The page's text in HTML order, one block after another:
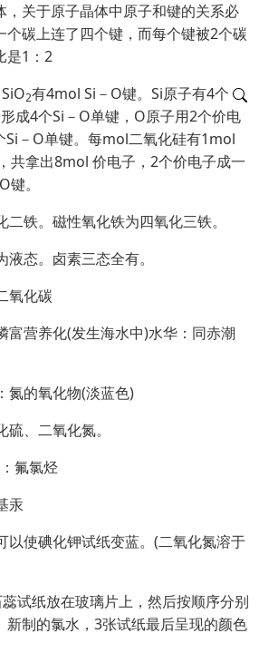
，关于原子晶体中原子和键的关系必
个碳上连了四个键，而每个键被2个碳
是1：2
2有4mol Si－O键。Si原子有4个
成4个Si－O单键，O原子用2个价电
Si－O单键。每mol二氧化硅有1mol
共拿出8mol 价电子，2个价电子成一
。
二铁。磁性氧化铁为四氧化三铁。
态。卤素三态全有。
氧化碳
富营养化(发生海水中)水华：同赤潮
氮的氧化物(淡蓝色)
、二氧化氮。
氟氯烃
汞
以使碘化钾试纸变蓝。(二氧化氮溶于
试纸放在玻璃片上，然后按顺序分别
新制的氯水，3张试纸最后呈现的颜色